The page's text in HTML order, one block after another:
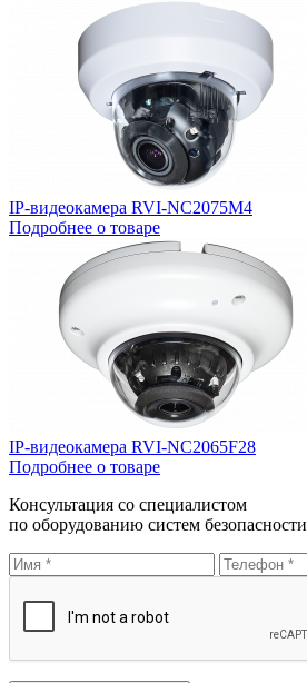
IP-видеокамера RVI-NC2075M4
Подробнее о товаре
IP-видеокамера RVI-NC2065F28
Подробнее о товаре
Консультация со специалистом
по оборудованию систем безопасности